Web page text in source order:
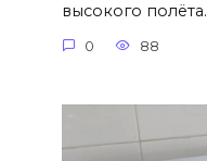
высокого полёта.
0 88